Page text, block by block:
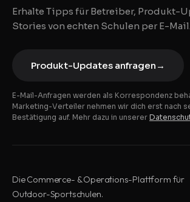
Erhalte Tipps für Betreiber, Produkt-
Stories von echten Schulen per E-Mail.
Produkt-Updates anfragen →
E-Mail-Anfragen werden als Korrespondenz
Marketing-Verteiler nehmen wir dich erst nach
Bestätigung auf. Mehr dazu in unserer
Die Commerce- & Operations-Plattform für
Outdoor-Sportschulen.